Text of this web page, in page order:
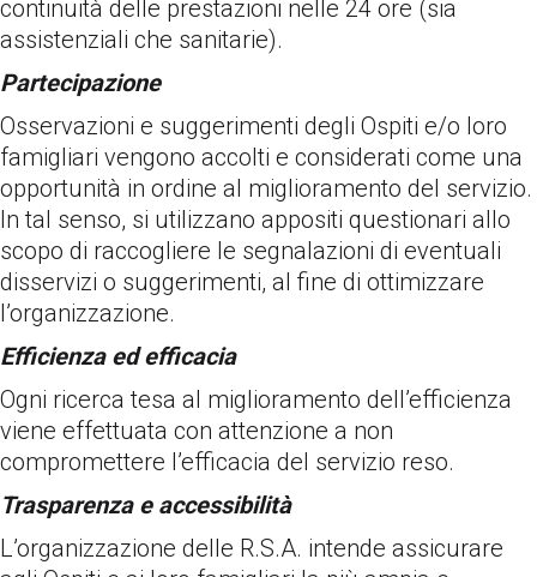
continuità delle prestazioni nelle 24 ore (sia
assistenziali che sanitarie).
Partecipazione
Osservazioni e suggerimenti degli Ospiti e/o loro
famigliari vengono accolti e considerati come una
opportunità in ordine al miglioramento del servizio.
In tal senso, si utilizzano appositi questionari allo
scopo di raccogliere le segnalazioni di eventuali
disservizi o suggerimenti, al fine di ottimizzare
l’organizzazione.
Efficienza ed efficacia
Ogni ricerca tesa al miglioramento dell’efficienza
viene effettuata con attenzione a non
compromettere l’efficacia del servizio reso.
Trasparenza e accessibilità
L’organizzazione delle R.S.A. intende assicurare